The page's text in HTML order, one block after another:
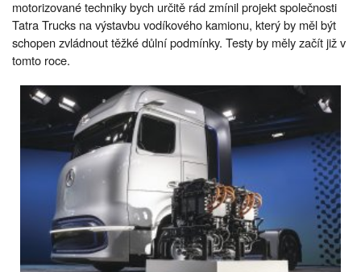
motorizované techniky bych určitě rád zmínil projekt společnosti
Tatra Trucks na výstavbu vodíkového kamionu, který by měl být
schopen zvládnout těžké důlní podmínky. Testy by měly začít již v
tomto roce.